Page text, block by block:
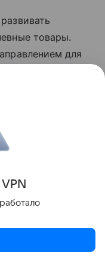
товары.
для
взять в
VPN